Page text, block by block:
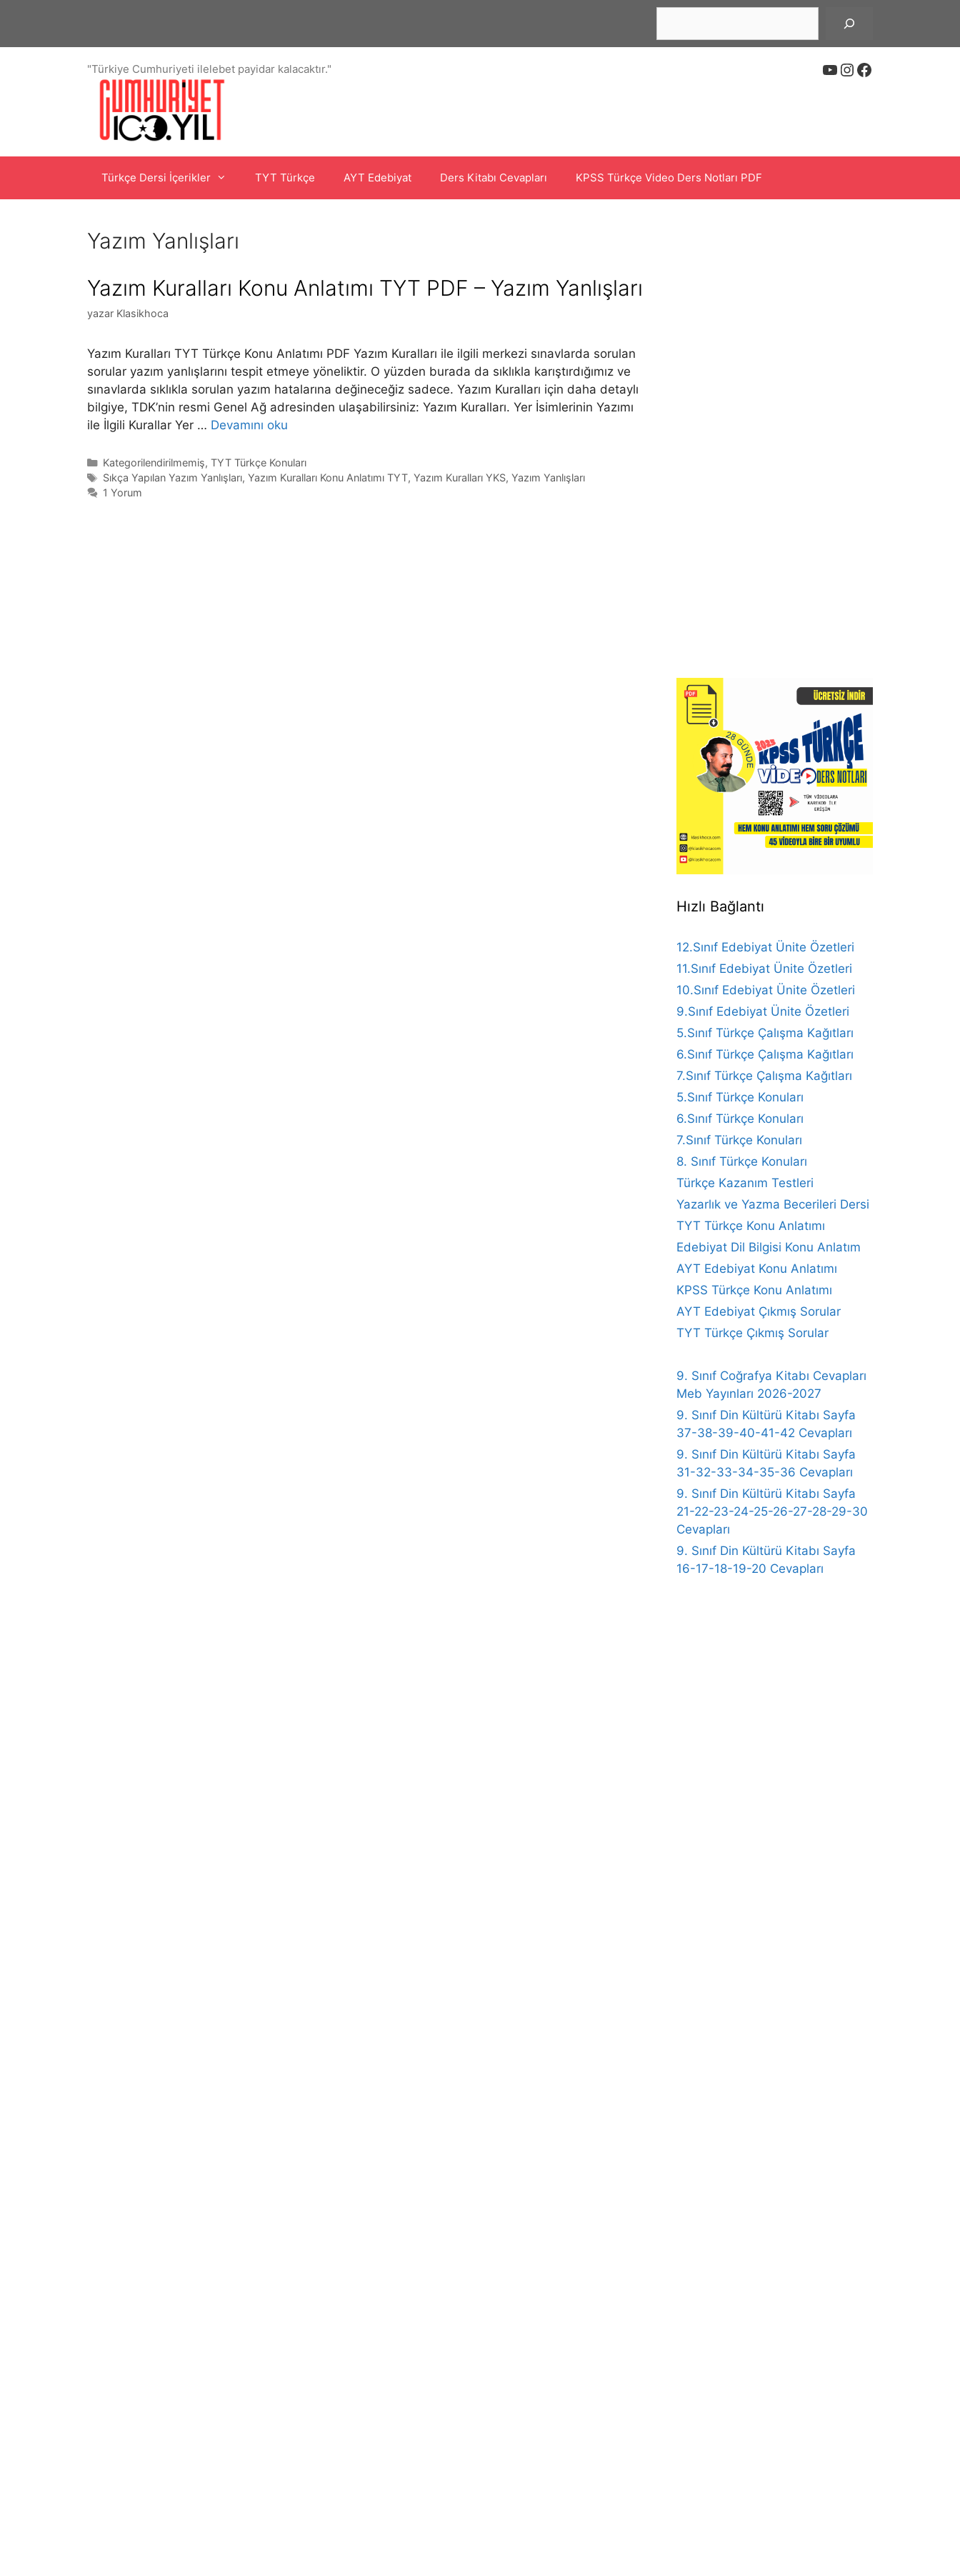
YouTube
Instagram
Facebook
"Türkiye Cumhuriyeti ilelebet payidar kalacaktır."
Türkçe Dersi İçerikler TYT Türkçe AYT Edebiyat Ders Kitabı Cevapları KPSS Türkçe Video Ders Notları PDF
Yazım Yanlışları
Yazım Kuralları Konu Anlatımı TYT PDF – Yazım Yanlışları
yazar Klasikhoca
Yazım Kuralları TYT Türkçe Konu Anlatımı PDF Yazım Kuralları ile ilgili merkezi sınavlarda sorulan
sorular yazım yanlışlarını tespit etmeye yöneliktir. O yüzden burada da sıklıkla karıştırdığımız ve
sınavlarda sıklıkla sorulan yazım hatalarına değineceğiz sadece. Yazım Kuralları için daha detaylı
bilgiye, TDK’nin resmi Genel Ağ adresinden ulaşabilirsiniz: Yazım Kuralları. Yer İsimlerinin Yazımı
ile İlgili Kurallar Yer … Devamını oku
Kategoriler
Kategorilendirilmemiş, TYT Türkçe Konuları
Etiketler
Sıkça Yapılan Yazım Yanlışları, Yazım Kuralları Konu Anlatımı TYT, Yazım Kuralları YKS, Yazım Yanlışları
1 Yorum
Hızlı Bağlantı
12.Sınıf Edebiyat Ünite Özetleri
11.Sınıf Edebiyat Ünite Özetleri
10.Sınıf Edebiyat Ünite Özetleri
9.Sınıf Edebiyat Ünite Özetleri
5.Sınıf Türkçe Çalışma Kağıtları
6.Sınıf Türkçe Çalışma Kağıtları
7.Sınıf Türkçe Çalışma Kağıtları
5.Sınıf Türkçe Konuları
6.Sınıf Türkçe Konuları
7.Sınıf Türkçe Konuları
8. Sınıf Türkçe Konuları
Türkçe Kazanım Testleri
Yazarlık ve Yazma Becerileri Dersi
TYT Türkçe Konu Anlatımı
Edebiyat Dil Bilgisi Konu Anlatım
AYT Edebiyat Konu Anlatımı
KPSS Türkçe Konu Anlatımı
AYT Edebiyat Çıkmış Sorular
TYT Türkçe Çıkmış Sorular
9. Sınıf Coğrafya Kitabı Cevapları
Meb Yayınları 2026-2027
9. Sınıf Din Kültürü Kitabı Sayfa
37-38-39-40-41-42 Cevapları
9. Sınıf Din Kültürü Kitabı Sayfa
31-32-33-34-35-36 Cevapları
9. Sınıf Din Kültürü Kitabı Sayfa
21-22-23-24-25-26-27-28-29-30
Cevapları
9. Sınıf Din Kültürü Kitabı Sayfa
16-17-18-19-20 Cevapları